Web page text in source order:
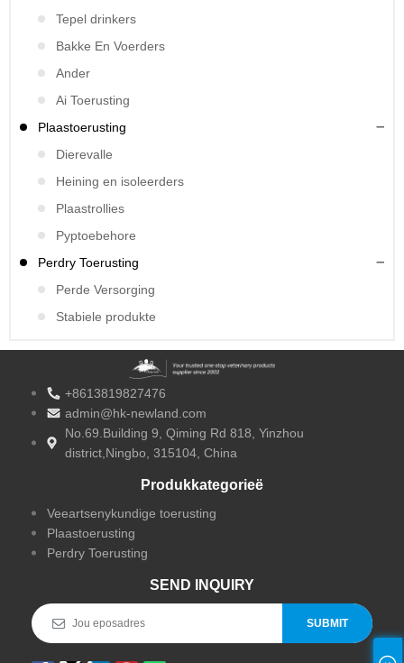
Tepel drinkers
Bakke En Voerders
Ander
Ai Toerusting
Plaastoerusting
Dierevalle
Heining en isoleerders
Plaastrollies
Pyptoebehore
Perdry Toerusting
Perde Versorging
Stabiele produkte
+8613819827476
admin@hk-newland.com
No.69.Building 9, Qiming Rd 818, Yinzhou
district,Ningbo, 315104, China
Produkkategorieë
Veeartsenykundige toerusting
Plaastoerusting
Perdry Toerusting
SEND INQUIRY
SUBMIT